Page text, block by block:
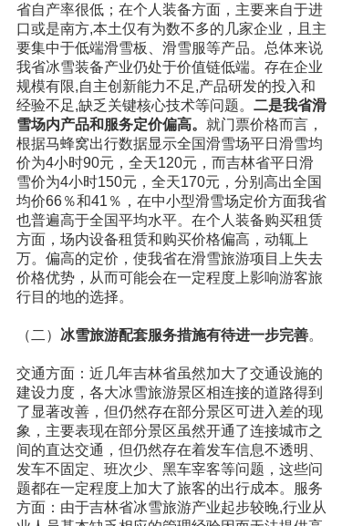
省自产率很低；在个人装备方面，主要来自于进
口或是南方,本土仅有为数不多的几家企业，且主
要集中于低端滑雪板、滑雪服等产品。总体来说
我省冰雪装备产业仍处于价值链低端。存在企业
规模有限,自主创新能力不足,产品研发的投入和
经验不足,缺乏关键核心技术等问题。 二是我省滑
雪场内产品和服务定价偏高。 就门票价格而言，
根据马蜂窝出行数据显示全国滑雪场平日滑雪均
价为4小时90元，全天120元，而吉林省平日滑
雪价为4小时150元，全天170元，分别高出全国
均价66％和41％，在中小型滑雪场定价方面我省
也普遍高于全国平均水平。在个人装备购买租赁
方面，场内设备租赁和购买价格偏高，动辄上
万。偏高的定价，使我省在滑雪旅游项目上失去
价格优势，从而可能会在一定程度上影响游客旅
行目的地的选择。
（二） 冰雪旅游配套服务措施有待进一步完善。
交通方面：近几年吉林省虽然加大了交通设施的
建设力度，各大冰雪旅游景区相连接的道路得到
了显著改善，但仍然存在部分景区可进入差的现
象，主要表现在部分景区虽然开通了连接城市之
间的直达交通，但仍然存在着发车信息不透明、
发车不固定、班次少、黑车宰客等问题，这些问
题都在一定程度上加大了旅客的出行成本。服务
方面：由于吉林省冰雪旅游产业起步较晚,行业从